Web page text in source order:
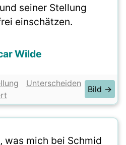
seiner Stellung
einschätzen.
Wilde
Unterscheiden
Bild →
was mich bei Schmid